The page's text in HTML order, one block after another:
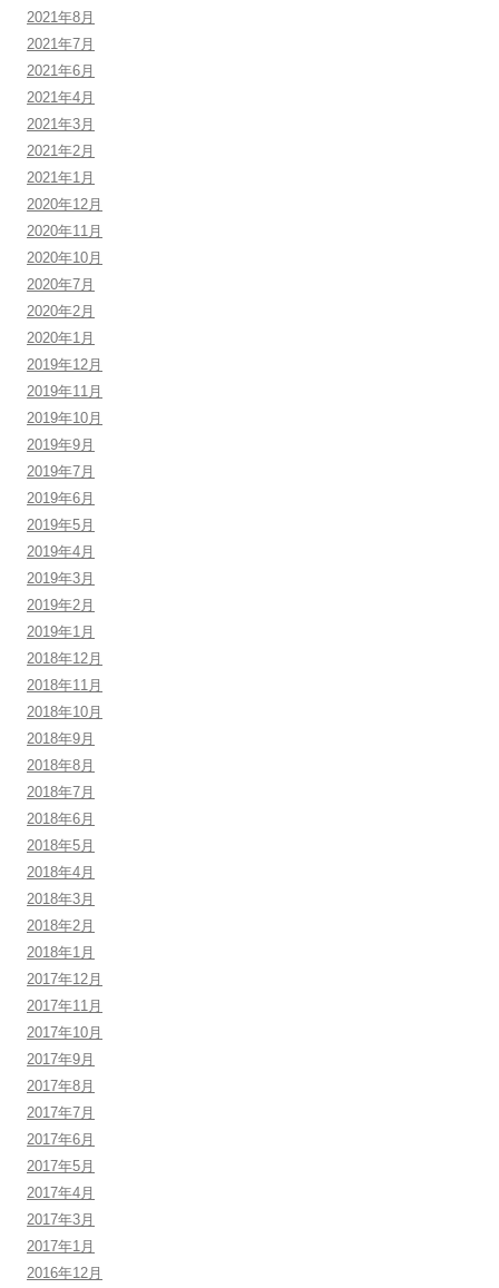
2021年8月
2021年7月
2021年6月
2021年4月
2021年3月
2021年2月
2021年1月
2020年12月
2020年11月
2020年10月
2020年7月
2020年2月
2020年1月
2019年12月
2019年11月
2019年10月
2019年9月
2019年7月
2019年6月
2019年5月
2019年4月
2019年3月
2019年2月
2019年1月
2018年12月
2018年11月
2018年10月
2018年9月
2018年8月
2018年7月
2018年6月
2018年5月
2018年4月
2018年3月
2018年2月
2018年1月
2017年12月
2017年11月
2017年10月
2017年9月
2017年8月
2017年7月
2017年6月
2017年5月
2017年4月
2017年3月
2017年1月
2016年12月